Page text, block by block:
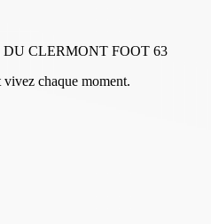
CLERMONT FOOT 63
chaque moment.